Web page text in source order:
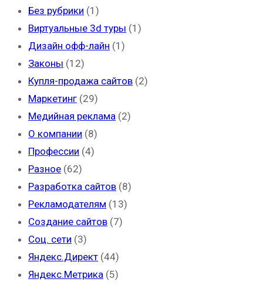
Без рубрики (1)
Виртуальные 3d туры (1)
Дизайн офф-лайн (1)
Законы (12)
Купля-продажа сайтов (2)
Маркетинг (29)
Медийная реклама (2)
О компании (8)
Профессии (4)
Разное (62)
Разработка сайтов (8)
Рекламодателям (13)
Создание сайтов (7)
Соц. сети (3)
Яндекс.Директ (44)
Яндекс.Метрика (5)